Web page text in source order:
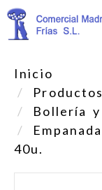
Inicio
Bollería
40u.